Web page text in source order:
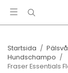
Startsida /
Hundschampo /
Fraser Essentials